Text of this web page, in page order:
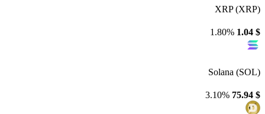
XRP (XRP)
$
1.04
1.80%
Solana (SOL)
$
75.94
3.10%